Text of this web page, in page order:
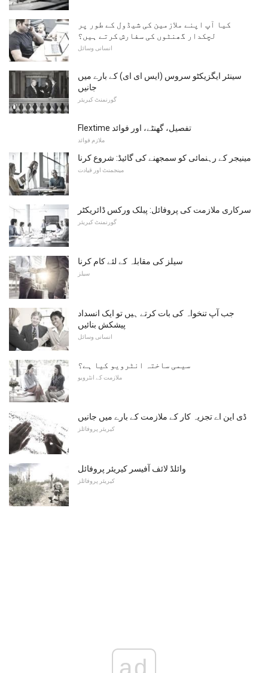
کیا آپ اپنے ملازمین کی شیڈول کے طور پر
لچکدار گھنٹوں کی سفارش کرتے ہیں؟
انسانی وسائل
سینئر ایگزیکٹو سروس (ایس ای ای) کے بارے میں
جانیں
گورنمنٹ کیریئر
Flextime تفصیل، گھنٹے، اور فوائد
ملازم فوائد
مینیجر کے رہنمائی کو سمجھنے کی گائیڈ: شروع کرنا
مینجمنٹ اور قیادت
سرکاری ملازمت کی پروفائل: پبلک ورکس ڈائریکٹر
گورنمنٹ کیریئر
سیلز کی مقابلہ کے لئے کام کرنا
سیلز
جب آپ تنخواہ کی بات کرتے ہیں تو ایک انسداد
پیشکش بنائیں
انسانی وسائل
سیمی ساختہ انٹرویو کیا ہے؟
ملازمت کے انٹرویو
ڈی این اے تجزیہ کار کے ملازمت کے بارے میں جانیں
کیریئر پروفائلز
وائلڈ لائف آفیسر کیریئر پروفائل
کیریئر پروفائلز
ad